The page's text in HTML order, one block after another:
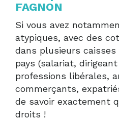
FAGNON
Si vous avez
atypiques, avec des
dans plusieurs
pays (salariat,
professions libérales,
commerçants,
de savoir exactement
droits !